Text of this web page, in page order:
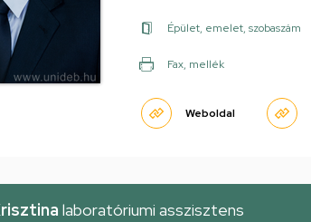
Épület, emelet, szobaszám
Fax, mellék
Weboldal
laboratóriumi asszisztens